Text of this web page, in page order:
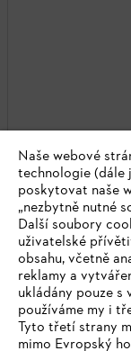
Naše webové
technologie (dále
poskytovat naše
„nezbytně nutné
Další soubory
uživatelské
obsahu, včetně
reklamy a
ukládány pouze s
používáme my i
Tyto třetí strany
mimo Evropský